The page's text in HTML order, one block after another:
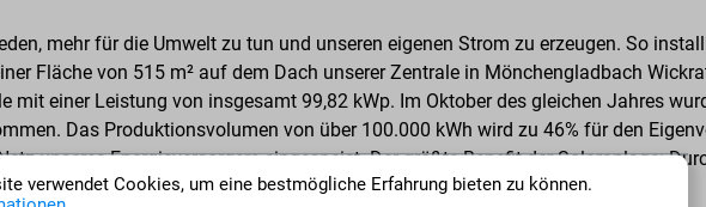
mehr für die Umwelt zu tun und unseren eigenen Strom zu erzeugen. So
Fläche von 515 m² auf dem Dach unserer Zentrale in Mönchengladbach
mit einer Leistung von insgesamt 99,82 kWp. Im Oktober des gleichen Jahres
Das Produktionsvolumen von über 100.000 kWh wird zu 46% für den
unseres Energieversorgers eingespeist. Der größte Benefit der Solaranlage:
jährlich etwa 61 Tonnen CO2 Emissionen vermieden.
verwendet Cookies, um eine bestmögliche Erfahrung bieten zu können.